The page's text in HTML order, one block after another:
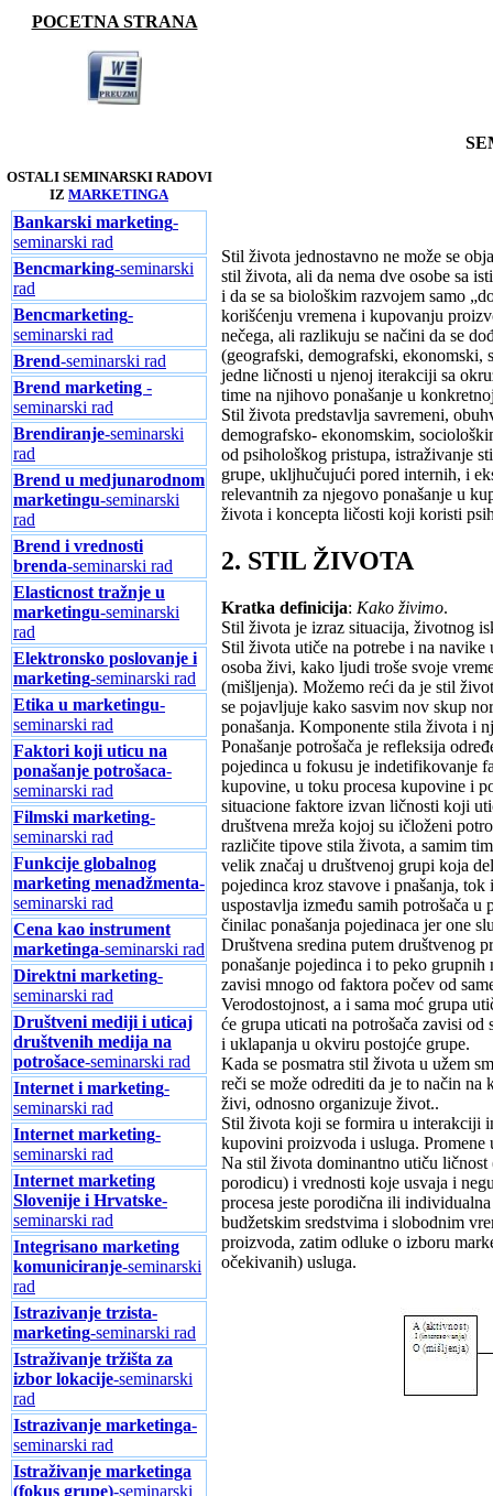
POCETNA STRANA
OSTALI SEMINARSKI RADOVI
IZ MARKETINGA
Bankarski marketing-
seminarski rad
Bencmarking-seminarski
rad
Bencmarketing-
seminarski rad
Brend-seminarski rad
Brend marketing -
seminarski rad
Brendiranje-seminarski
rad
Brend u medjunarodnom
marketingu-seminarski
rad
Brend i vrednosti
brenda-seminarski rad
Elasticnost tražnje u
marketingu-seminarski
rad
Elektronsko poslovanje i
marketing-seminarski rad
Etika u marketingu-
seminarski rad
Faktori koji uticu na
ponašanje potrošaca-
seminarski rad
Filmski marketing-
seminarski rad
Funkcije globalnog
marketing menadžmenta-
seminarski rad
Cena kao instrument
marketinga-seminarski rad
Direktni marketing-
seminarski rad
Društveni mediji i uticaj
društvenih medija na
potrošace-seminarski rad
Internet i marketing-
seminarski rad
Internet marketing-
seminarski rad
Internet marketing
Slovenije i Hrvatske-
seminarski rad
Integrisano marketing
komuniciranje-seminarski
rad
Istrazivanje trzista-
marketing-seminarski rad
Istraživanje tržišta za
izbor lokacije-seminarski
rad
Istrazivanje marketinga-
seminarski rad
Istraživanje marketinga
(fokus grupe)-seminarski
Stil života jednostavno ne može se
stil života, ali da nema dve osobe sa
i da se sa biološkim razvojem samo
korišćenju vremena i kupovanju
nečega, ali razlikuju se načini da se
(geografski, demografski,
jedne ličnosti u njenoj iterakciji sa
time na njihovo ponašanje u
Stil života predstavlja savremeni,
demografsko- ekonomskim,
od psihološkog pristupa, istraživanje
grupe, ukljhučujući pored internih, i
relevantnih za njegovo ponašanje u
života i koncepta ličosti koji koristi
2. STIL ŽIVOTA
Kratka definicija: Kako živimo.
Stil života je izraz situacija, životnog
Stil života utiče na potrebe i na
osoba živi, kako ljudi troše svoje
(mišljenja). Možemo reći da je stil
se pojavljuje kako sasvim nov skup
ponašanja. Komponente stila života i
Ponašanje potrošača je refleksija
pojedinca u fokusu je indetifikovanje
kupovine, u toku procesa kupovine i
situacione faktore izvan ličnosti koji
društvena mreža kojoj su ičloženi
različite tipove stila života, a samim
velik značaj u društvenoj grupi koja
pojedinca kroz stavove i pnašanja,
uspostavlja između samih potrošača
činilac ponašanja pojedinaca jer one
Društvena sredina putem društvenog
ponašanje pojedinca i to peko grupnih
zavisi mnogo od faktora počev od
Verodostojnost, a i sama moć grupa
će grupa uticati na potrošača zavisi
i uklapanja u okviru postojće grupe.
Kada se posmatra stil života u užem
reči se može odrediti da je to način na
živi, odnosno organizuje život..
Stil života koji se formira u interakciji
kupovini proizvoda i usluga. Promene
Na stil života dominantno utiču
porodicu) i vrednosti koje usvaja i
procesa jeste porodična ili
budžetskim sredstvima i slobodnim
proizvoda, zatim odluke o izboru
očekivanih) usluga.